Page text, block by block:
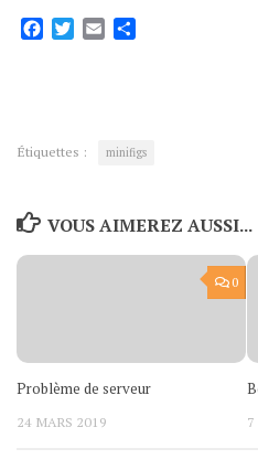
Facebook
Twitter
Email
Étiquettes : minifigs
VOUS AIMEREZ AUSSI...
0
Problème de serveur
24 MARS 2019